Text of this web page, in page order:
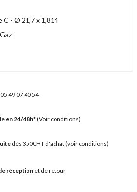
C - Ø 21,7 x 1,814
05 49 07 40 54
en 24/48h*(Voir conditions)
dès 350€HT d'achat(voir conditions)
réception et de retour